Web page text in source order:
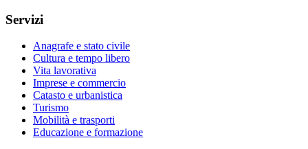
Servizi
Anagrafe e stato civile
Cultura e tempo libero
Vita lavorativa
Imprese e commercio
Catasto e urbanistica
Turismo
Mobilità e trasporti
Educazione e formazione